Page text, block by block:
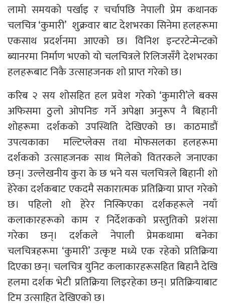
लामो समयको पर्खाइ र चर्चापछि नेपाली प्रेम कथानक
चलचित्र ‘कुमारी’ शुक्रवार बाट देशभरका सिनेमा हलहरूमा
एकसाथ प्रदर्शनमा आएको छ। विनिश इन्टरटेन्मेन्टको
ब्यानरमा निर्माण भएको यो चलचित्रले रिलिजसँगै देशभरका
हलहरूबाट निकै उत्साहजनक शो प्राप्त गरेको छ।
करिब २ सय शोसहित हल प्रवेश गरेको ‘कुमारी’ले बक्स
अफिसमा ठुलो ओपनिङ गर्ने अपेक्षा अनुरूप नै बिहानी
शोहरूमा दर्शकको उपस्थिति देखिएको छ। काठमाडौं
उपत्यकाका मल्टिप्लेक्स तथा मोफसलका हलहरूमा
दर्शकको उत्साहजनक साथ मिलेको वितरकले जनाएका
छन्। उल्लेखनीय कुरा के छ भने यस चलचित्रले बिहानी शो
हेरेका दर्शकबाट एकदमै सकारात्मक प्रतिक्रिया प्राप्त गरेको
छ। पहिलो शो हेरेर निस्किएका दर्शकहरूले नयाँ
कलाकारहरूको काम र निर्देशकको प्रस्तुतिको प्रशंसा
गरेका छन्। दर्शकले नेपाली प्रेमकथामा बनेका
चलचित्रहरूमा ‘कुमारी’ उत्कृष्ट मध्ये एक रहेको प्रतिक्रिया
दिएका छन्। चलचित्र युनिट कलाकारहरूसहित बिहानै देखि
हलमा दर्शक भेटी प्रतिक्रिया लिइरहेका छन्। प्रतिक्रियाबाट
टिम उत्साहित देखिएको छ।